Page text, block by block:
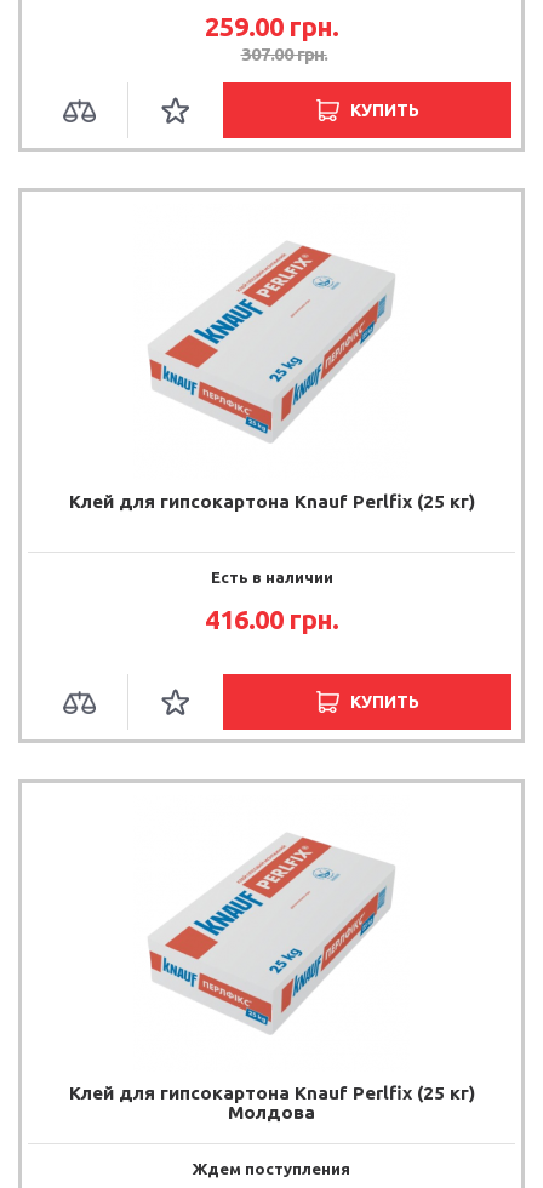
259.00 грн.
307.00грн.
КУПИТЬ
Клей для гипсокартона Knauf Perlfix (25 кг)
Есть в наличии
416.00 грн.
КУПИТЬ
Клей для гипсокартона Knauf Perlfix (25 кг)
Молдова
Ждем поступления